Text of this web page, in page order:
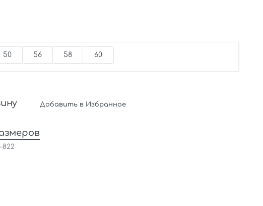
50 56 58 60
Добавить в Избранное
822